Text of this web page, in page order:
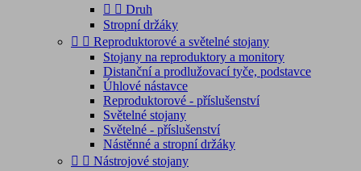
  Druh
Stropní držáky
  Reproduktorové a světelné stojany
Stojany na reproduktory a monitory
Distanční a prodlužovací tyče, podstavce
Úhlové nástavce
Reproduktorové - příslušenství
Světelné stojany
Světelné - příslušenství
Nástěnné a stropní držáky
  Nástrojové stojany